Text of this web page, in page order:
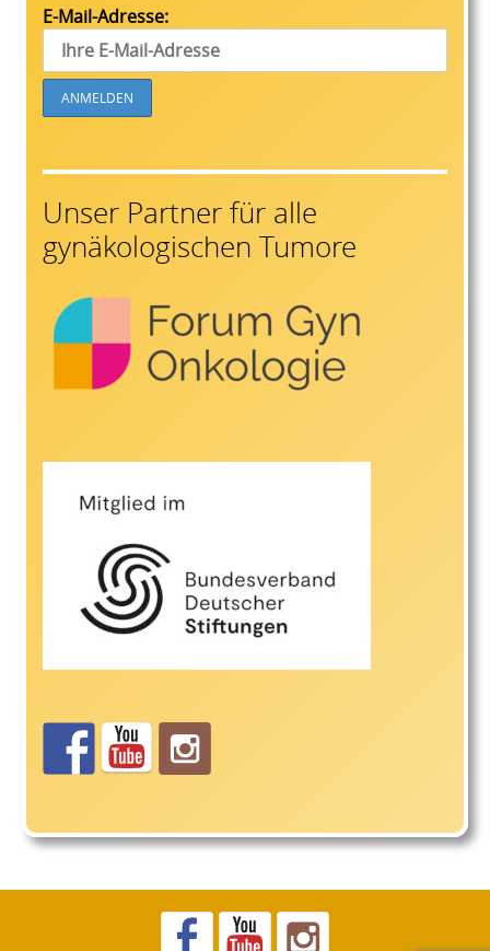
E-Mail-Adresse:
Unser Partner für alle
gynäkologischen Tumore